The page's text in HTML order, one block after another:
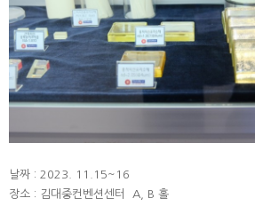
날짜 : 2023. 11.15~16
장소 : 김대중컨벤션센터 A, B 홀